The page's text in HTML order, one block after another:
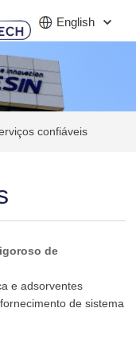
English
confiáveis
de
e adsorventes
de sistema